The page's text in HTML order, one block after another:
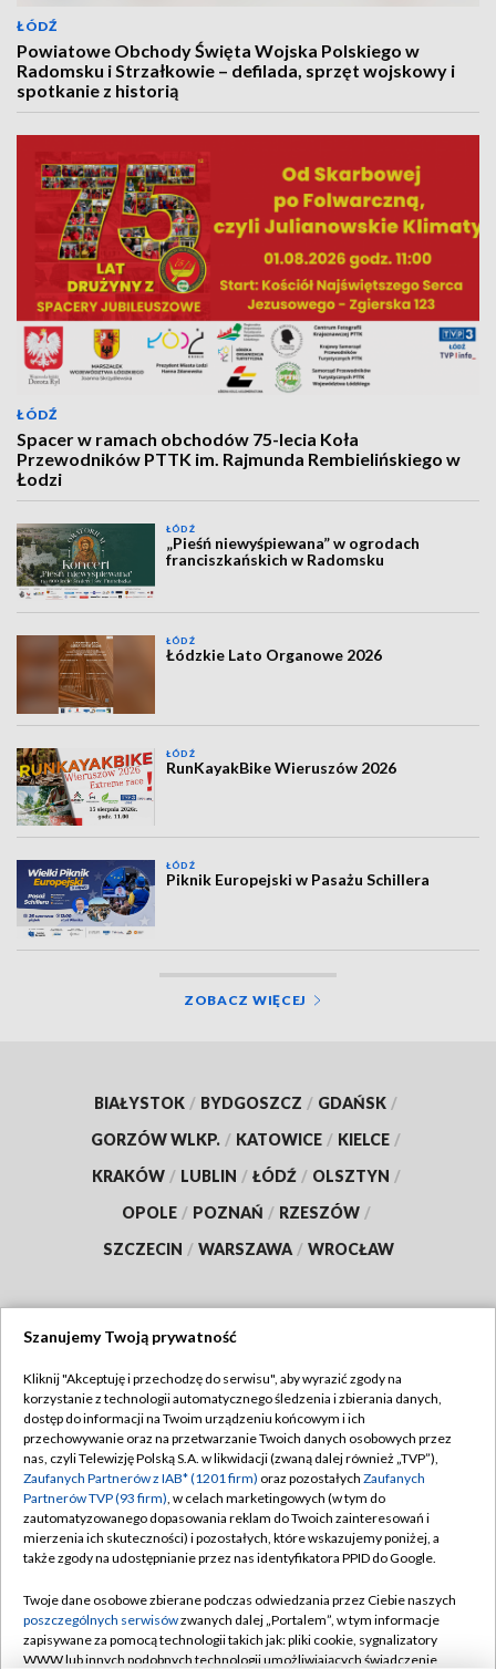
ŁÓDŹ
Powiatowe Obchody Święta Wojska Polskiego w
Radomsku i Strzałkowie – defilada, sprzęt wojskowy i
spotkanie z historią
ŁÓDŹ
Spacer w ramach obchodów 75-lecia Koła
Przewodników PTTK im. Rajmunda Rembielińskiego w
Łodzi
ŁÓDŹ
„Pieśń niewyśpiewana” w ogrodach
franciszkańskich w Radomsku
ŁÓDŹ
Łódzkie Lato Organowe 2026
ŁÓDŹ
RunKayakBike Wieruszów 2026
ŁÓDŹ
Piknik Europejski w Pasażu Schillera
ZOBACZ WIĘCEJ
BIAŁYSTOK / BYDGOSZCZ / GDAŃSK /
GORZÓW WLKP. / KATOWICE / KIELCE /
KRAKÓW / LUBLIN / ŁÓDŹ / OLSZTYN /
OPOLE / POZNAŃ / RZESZÓW /
SZCZECIN / WARSZAWA / WROCŁAW
TVP
Abonament TVP
Emisja w TVP
Centrum informacji TVP
Naziemna Telewizja Cyfrowa
Rada Programowa
System NOS
Regulamin TVP
Polityka prywatności
Moje zgody
Pomoc
Kontakt
Szanujemy Twoją prywatność
Kliknij "Akceptuję i przechodzę do serwisu", aby wyrazić zgody na
korzystanie z technologii automatycznego śledzenia i zbierania danych,
dostęp do informacji na Twoim urządzeniu końcowym i ich
przechowywanie oraz na przetwarzanie Twoich danych osobowych przez
nas, czyli Telewizję Polską S.A. w likwidacji (zwaną dalej również „TVP”),
Zaufanych Partnerów z IAB* (1201 firm) oraz pozostałych Zaufanych
Partnerów TVP (93 firm), w celach marketingowych (w tym do
zautomatyzowanego dopasowania reklam do Twoich zainteresowań i
mierzenia ich skuteczności) i pozostałych, które wskazujemy poniżej, a
także zgody na udostępnianie przez nas identyfikatora PPID do Google.
Twoje dane osobowe zbierane podczas odwiedzania przez Ciebie naszych
poszczególnych serwisówzwanych dalej „Portalem”, w tym informacje
zapisywane za pomocą technologii takich jak: pliki cookie, sygnalizatory
WWW lub innych podobnych technologii umożliwiających świadczenie